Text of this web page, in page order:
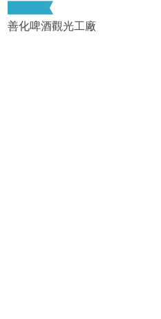
善化啤酒觀光工廠